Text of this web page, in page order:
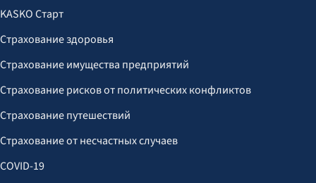
KASKO Старт
Страхование здоровья
Страхование имущества предприятий
Страхование рисков от политических конфликтов
Страхование путешествий
Страхование от несчастных случаев
COVID-19